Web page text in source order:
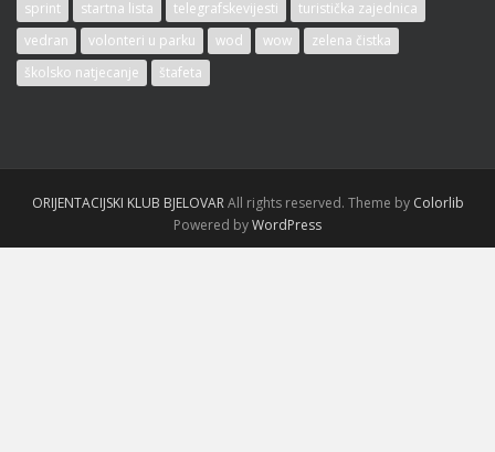
sprint
startna lista telegrafskevijesti
turistička zajednica
vedran
volonteri u parku wod wow
zelena čistka
školsko natjecanje
štafeta
ORIJENTACIJSKI KLUB BJELOVARAll rights reserved. Theme by Colorlib
Powered byWordPress